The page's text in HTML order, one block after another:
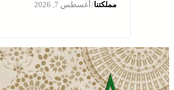
مملكتنا/أغسطس 7, 2026